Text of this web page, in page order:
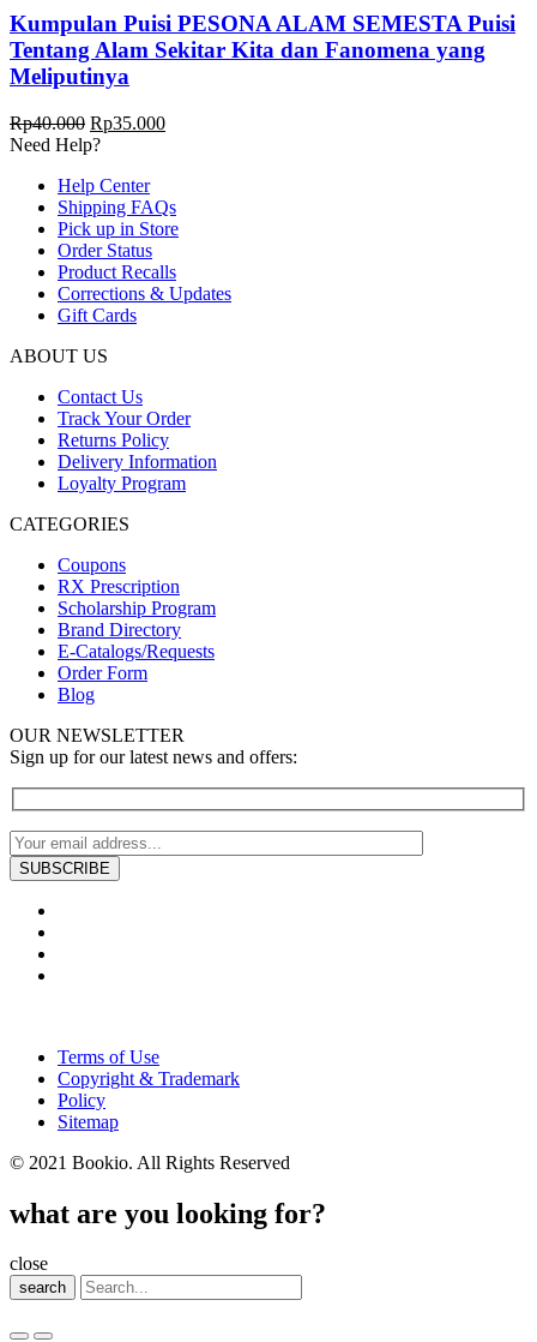
Kumpulan Puisi PESONA ALAM SEMESTA Puisi
Tentang Alam Sekitar Kita dan Fanomena yang
Meliputinya
Rp40.000 Harga
aslinya
Rp40.000.
Rp35.000Harga
Rp35.000.
Need Help?
Help Center
Shipping FAQs
Pick up in Store
Order Status
Product Recalls
Corrections & Updates
Gift Cards
ABOUT US
Contact Us
Track Your Order
Returns Policy
Delivery Information
Loyalty Program
CATEGORIES
Coupons
RX Prescription
Scholarship Program
Brand Directory
E-Catalogs/Requests
Order Form
Blog
OUR NEWSLETTER
Sign up for our latest news and offers:
Terms of Use
Copyright & Trademark
Policy
Sitemap
© 2021 Bookio. All Rights Reserved
what are you looking for?
close
search